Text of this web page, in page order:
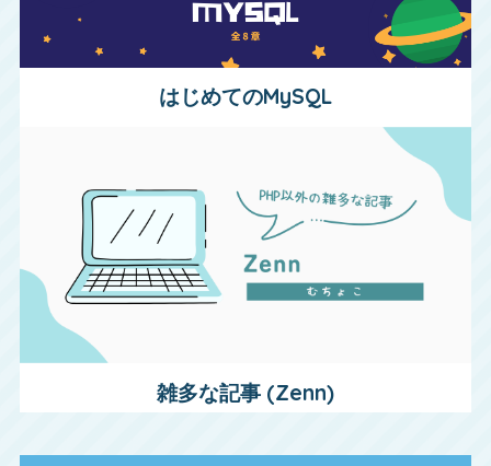
はじめてのMySQL
雑多な記事 (Zenn)